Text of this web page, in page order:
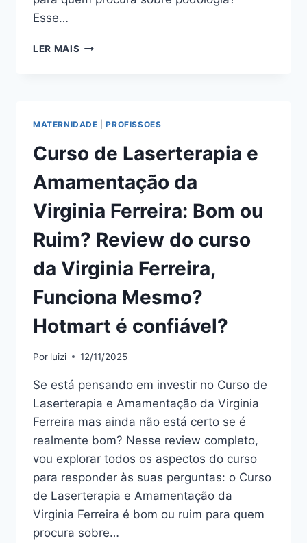
Esse…
LER MAIS FORMAÇÃO
BOM
RUIM?
REVIEW
CURSO
DO
PROF.
JONAS
CAMPOS,
FUNCIONA
MESMO?
HOTMART
É
CONFIÁVEL?
MATERNIDADE |PROFISSOES
Curso de Laserterapia e
Amamentação da
Virginia Ferreira: Bom ou
Ruim? Review do curso
da Virginia Ferreira,
Funciona Mesmo?
Hotmart é confiável?
Por luizi 12/11/2025
Se está pensando em investir no Curso de
Laserterapia e Amamentação da Virginia
Ferreira mas ainda não está certo se é
realmente bom? Nesse review completo,
vou explorar todos os aspectos do curso
para responder às suas perguntas: o Curso
de Laserterapia e Amamentação da
Virginia Ferreira é bom ou ruim para quem
procura sobre…